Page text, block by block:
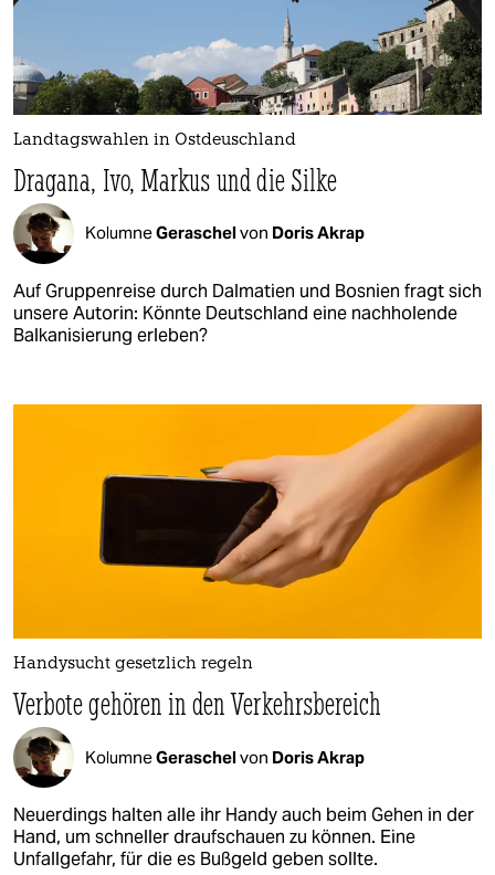
Landtagswahlen in Ostdeuschland
Dragana, Ivo, Markus und die Silke
KolumneGeraschelvon Doris Akrap
Auf Gruppenreise durch Dalmatien und Bosnien fragt sich
unsere Autorin: Könnte Deutschland eine nachholende
Balkanisierung erleben?
Handysucht gesetzlich regeln
Verbote gehören in den Verkehrsbereich
KolumneGeraschelvon Doris Akrap
Neuerdings halten alle ihr Handy auch beim Gehen in der
Hand, um schneller draufschauen zu können. Eine
Unfallgefahr, für die es Bußgeld geben sollte.